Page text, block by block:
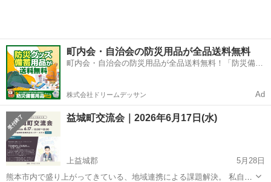
町内会・自治会の防災用品が全品送料無料
町内会・自治会の防災用品が全品送料無料！「防災備蓄
株式会社ドリームデッサン Ad
益城町交流会｜2026年6月17日(水)
上益城郡
5月28日
熊本市内で盛り上がってきている、地域連携による課題解決。 私自身